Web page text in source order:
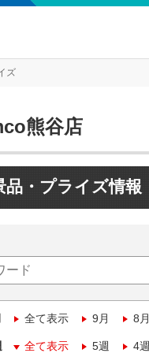
ズ
熊谷店
品・プライズ情報
全て表示 9月 8月
全て表示 5週 4週